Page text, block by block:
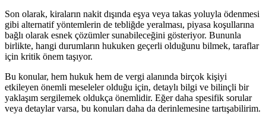
Son olarak, kiraların nakit dışında eşya veya takas yoluyla ödenmesi
​gibi alternatif‌ yöntemlerin⁣ de tebliğde yeralması, piyasa koşullarına
‌bağlı olarak esnek çözümler sunabileceğini gösteriyor. Bununla
birlikte, hangi durumların​ hukuken geçerli olduğunu bilmek, taraflar
için kritik önem taşıyor.
Bu konular, hem hukuk hem de vergi alanında birçok kişiyi
etkileyen önemli⁣ meseleler olduğu için, detaylı bilgi ve bilinçli bir
yaklaşım ​sergilemek oldukça önemlidir. Eğer‌ daha spesifik sorular
veya detaylar varsa, bu konuları daha da derinlemesine tartışabilirim.